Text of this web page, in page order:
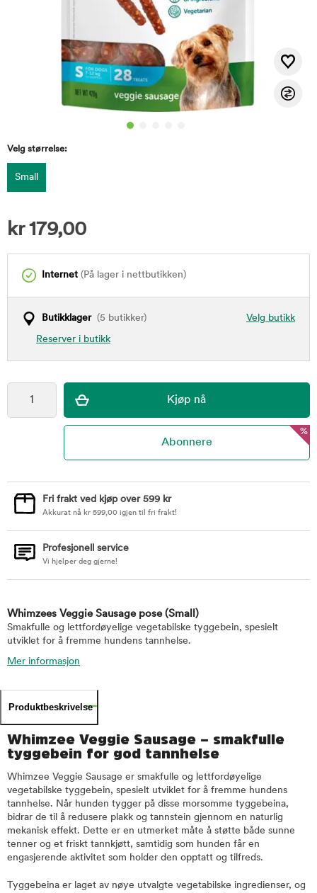
Velg størrelse:
Small
kr179,00
Internet (På lager i nettbutikken)
Velg butikk
Butikklager(5 butikker)
Reserver i butikk
%
Fri frakt ved kjøp over 599 kr
Akkurat nå kr 599,00 igjen til fri frakt!
Profesjonell service
Vi hjelper deg gjerne!
Whimzees Veggie Sausage pose (Small)
Smakfulle og lettfordøyelige vegetabilske tyggebein, spesielt
utviklet for å fremme hundens tannhelse.
Mer informasjon
Produktbeskrivelse
Whimzee Veggie Sausage – smakfulle
tyggebein for god tannhelse
Whimzee Veggie Sausage er smakfulle og lettfordøyelige
vegetabilske tyggebein, spesielt utviklet for å fremme hundens
tannhelse. Når hunden tygger på disse morsomme tyggebeina,
bidrar de til å redusere plakk og tannstein gjennom en naturlig
mekanisk effekt. Dette er en utmerket måte å støtte både sunne
tenner og et friskt tannkjøtt, samtidig som hunden får en
engasjerende aktivitet som holder den opptatt og tilfreds.
Tyggebeina er laget av nøye utvalgte vegetabilske ingredienser, og